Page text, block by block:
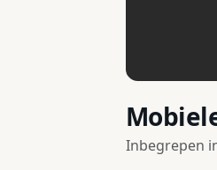
Inbegrepen